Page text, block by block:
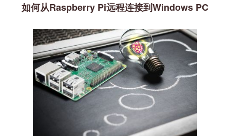
如何从Raspberry Pi远程连接到Windows PC